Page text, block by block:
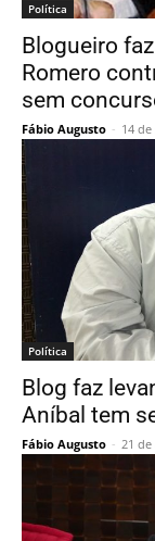
Política
Blogueiro
Romero
sem
Fábio Augusto - 14
Política
Blog faz
Aníbal tem
Fábio Augusto - 21 de